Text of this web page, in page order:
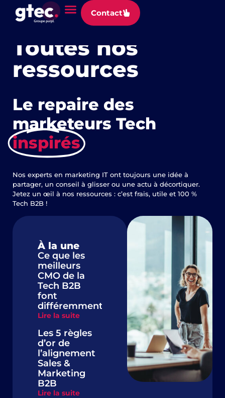
Panneau de gestion des cookies
Contact
Explorez, apprenez, innovez
Toutes nos
ressources
Le repaire des
marketeurs Tech
inspirés
Nos experts en marketing IT ont toujours une idée à
partager, un conseil à glisser ou une actu à décortiquer.
Jetez un œil à nos ressources : c’est frais, utile et 100 %
Tech B2B !
À la une
Ce que les
meilleurs
CMO de la
Tech B2B
font
différemment
Lire la suite
Les 5 règles
d’or de
l’alignement
Sales &
Marketing
B2B
Lire la suite